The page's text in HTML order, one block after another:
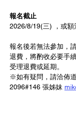
報名截止
2026/8/19(三) ，或額
報名後若無法參加，
退費，將酌收必要手
受理退費或延期。
※如有疑問，請洽佈
2096#146 張姊妹